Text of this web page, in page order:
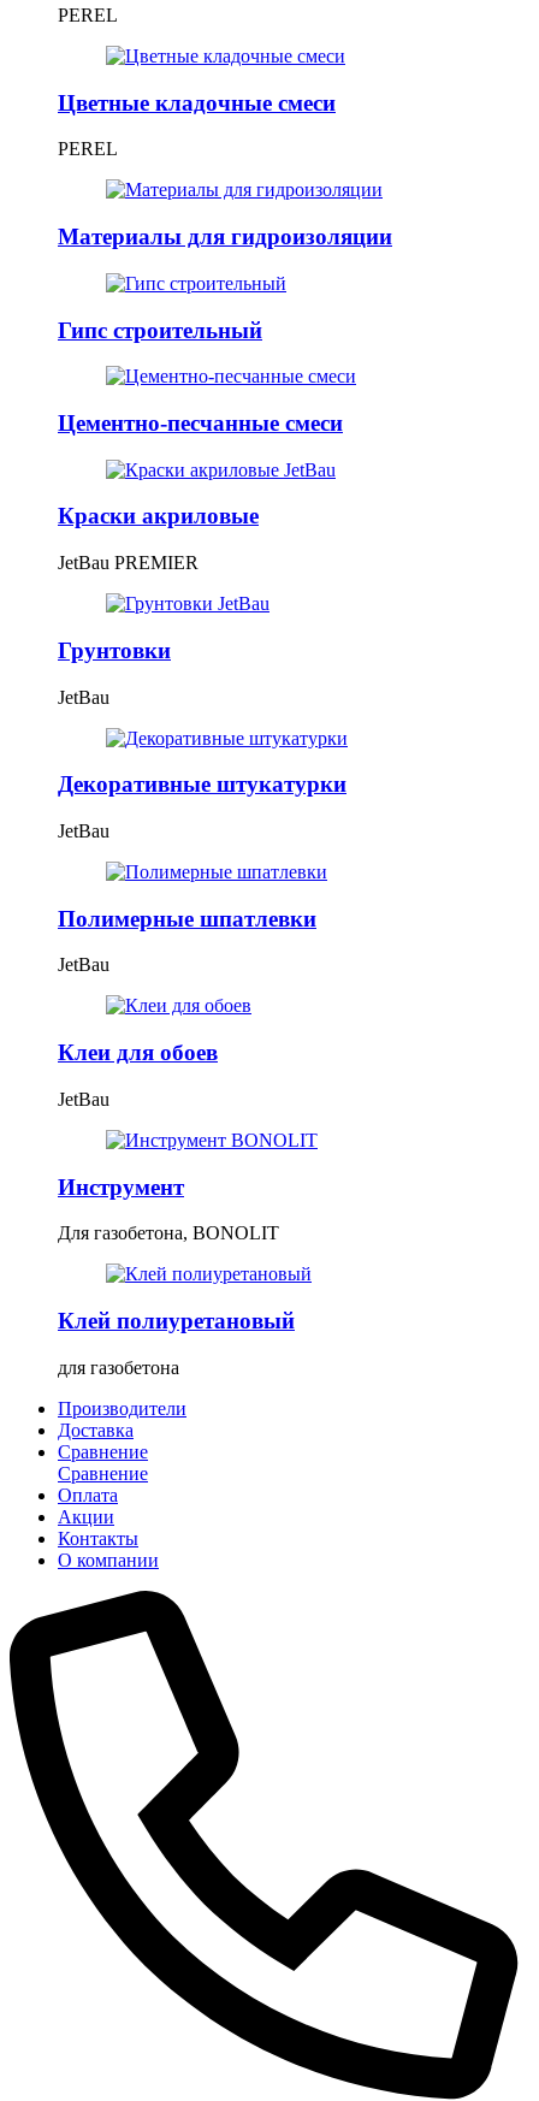
PEREL
Цветные кладочные смеси
PEREL
Материалы для гидроизоляции
Гипс строительный
Цементно-песчанные смеси
Краски акриловые
JetBau PREMIER
Грунтовки
JetBau
Декоративные штукатурки
JetBau
Полимерные шпатлевки
JetBau
Клеи для обоев
JetBau
Инструмент
Для газобетона, BONOLIT
Клей полиуретановый
для газобетона
Производители
Доставка
Сравнение
Сравнение
Оплата
Акции
Контакты
О компании